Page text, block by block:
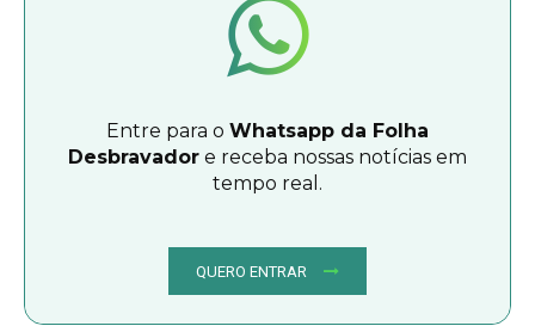
Entre para o Whatsapp da Folha
Desbravador e receba nossas notícias em
tempo real.
QUERO ENTRAR